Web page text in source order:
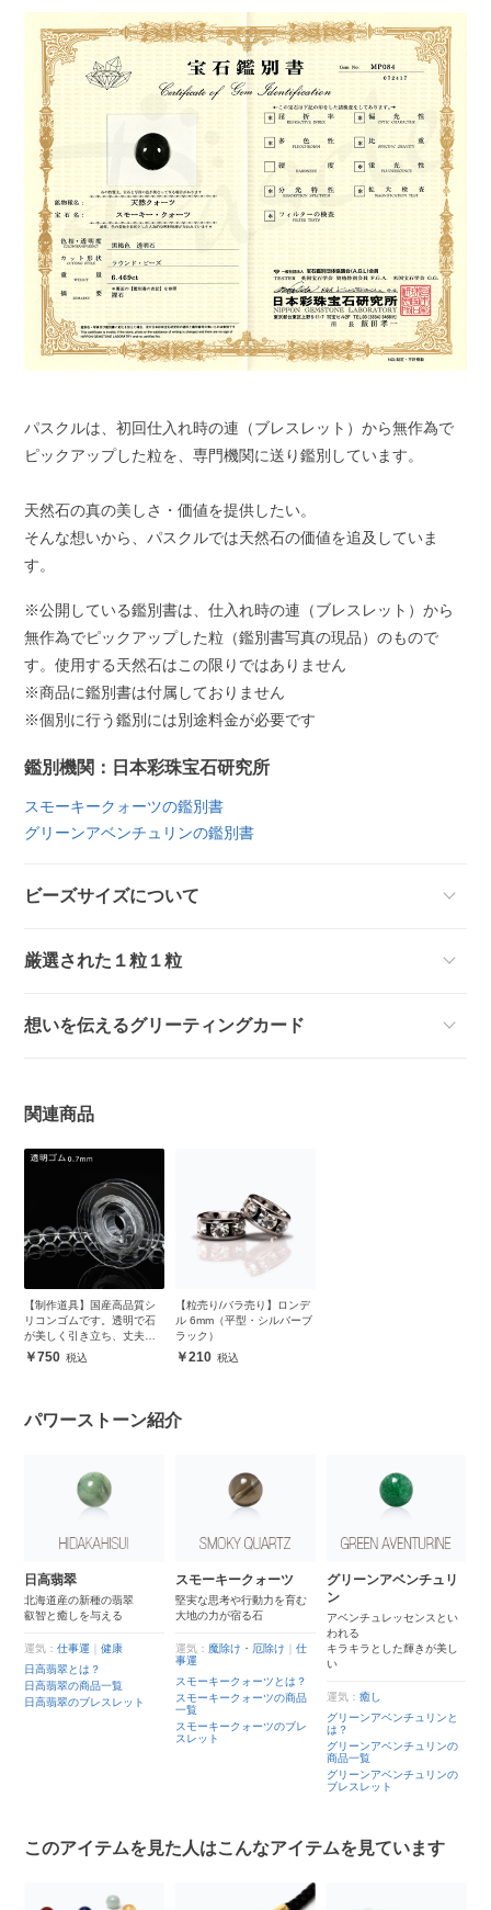
パスクルは、初回仕入れ時の連（ブレスレット）から無作為で
ピックアップした粒を、専門機関に送り鑑別しています。
天然石の真の美しさ・価値を提供したい。
そんな想いから、パスクルでは天然石の価値を追及していま
す。
※公開している鑑別書は、仕入れ時の連（ブレスレット）から
無作為でピックアップした粒（鑑別書写真の現品）のもので
す。使用する天然石はこの限りではありません
※商品に鑑別書は付属しておりません
※個別に行う鑑別には別途料金が必要です
鑑別機関：日本彩珠宝石研究所
スモーキークォーツの鑑別書
グリーンアベンチュリンの鑑別書
ビーズサイズについて
厳選された１粒１粒
想いを伝えるグリーティングカード
関連商品
【制作道具】国産高品質シ
リコンゴムです。透明で石
が美しく引き立ち、丈夫で
安心750
【粒売り/バラ売り】ロンデ
ル 6mm（平型・シルバーブ
ラック）
210
パワーストーン紹介
日高翡翠
北海道産の新種の翡翠
叡智と癒しを与える
運気：仕事運 ｜健康
日高翡翠とは？
日高翡翠の商品一覧
日高翡翠のブレスレット
スモーキークォーツ
堅実な思考や行動力を育む
大地の力が宿る石
運気： 魔除け・厄除け ｜仕
事運
スモーキークォーツとは？
スモーキークォーツの商品
一覧
スモーキークォーツのブレ
スレット
グリーンアベンチュリ
ン
アベンチュレッセンスとい
われる
キラキラとした輝きが美し
い
運気： 癒し
グリーンアベンチュリンと
は？
グリーンアベンチュリンの
商品一覧
グリーンアベンチュリンの
ブレスレット
このアイテムを見た人はこんなアイテムを見ています